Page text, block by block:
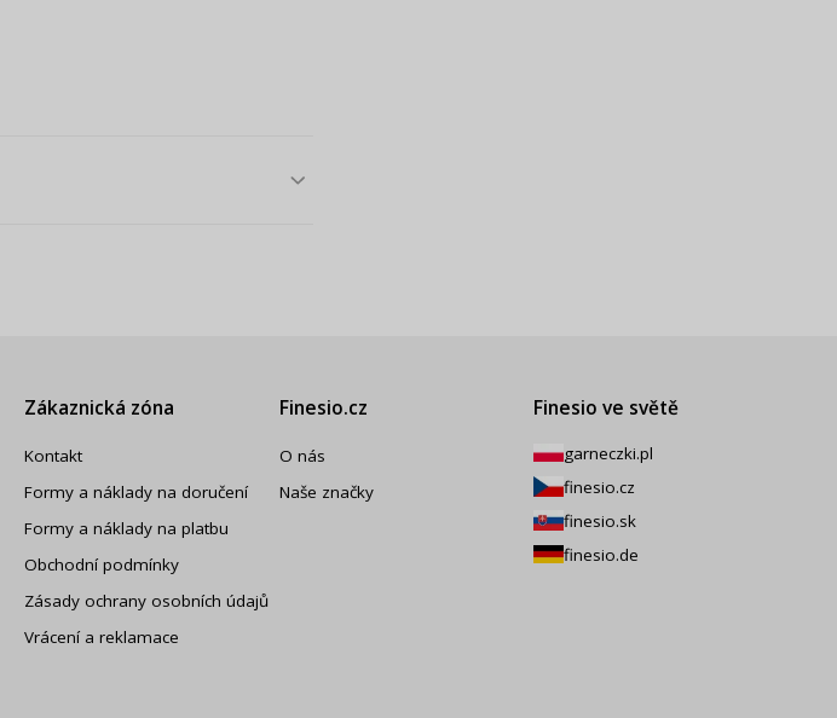
Zákaznická zóna
Kontakt
Formy a náklady na doručení
Formy a náklady na platbu
Obchodní podmínky
Zásady ochrany osobních údajů
Vrácení a reklamace
Finesio.cz
O nás
Naše značky
Finesio ve světě
garneczki.pl
finesio.cz
finesio.sk
finesio.de